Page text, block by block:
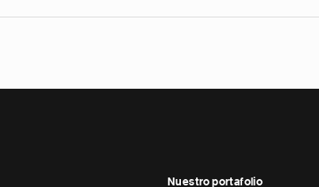
Nuestro portafolio